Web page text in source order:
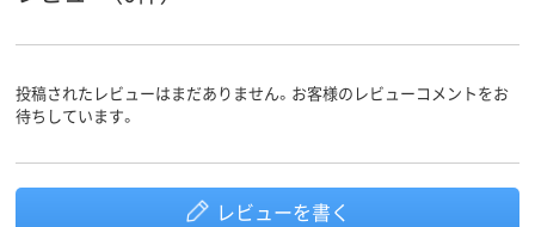
投稿されたレビューはまだありません。お客様のレビューコメントをお
待ちしています。
レビューを書く